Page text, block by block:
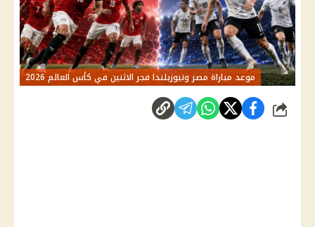
موعد مباراة مصر ونيوزيلندا فجر الاثنين في كأس العالم 2026
شارك